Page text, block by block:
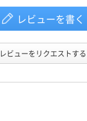
レビューを書く
レビューをリクエストする